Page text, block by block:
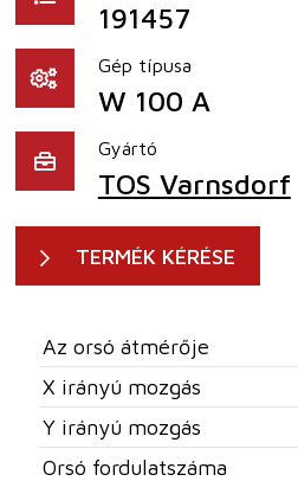
191457
Gép típusa
W 100 A
Gyártó
TOS Varnsdorf
TERMÉK KÉRÉSE
Az orsó átmérője
X irányú mozgás
Y irányú mozgás
Orsó fordulatszáma